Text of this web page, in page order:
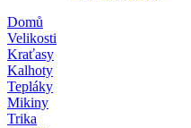
Domů
Velikosti
Kraťasy
Kalhoty
Tepláky
Mikiny
Trika